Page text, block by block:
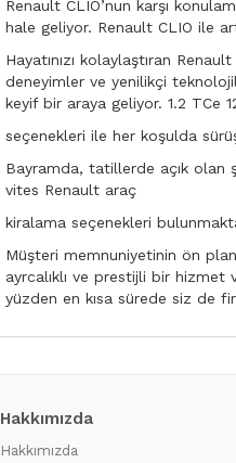
Renault CLIO’nun karşı
hale geliyor. Renault CLIO ile
Hayatınızı kolaylaştıran
deneyimler ve yenilikçi
keyif bir araya geliyor. 1.2 TCe
seçenekleri ile her koşulda
Bayramda, tatillerde açık olan
vites Renault araç
kiralama seçenekleri
Müşteri memnuniyetinin ön
ayrcalıklı ve prestijli bir
yüzden en kısa sürede siz de
Hakkımızda
Hakkımızda